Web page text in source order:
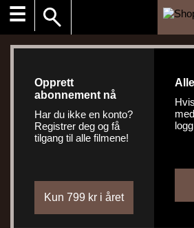
☰
Opprett
abonnement nå
Har du ikke en konto?
Registrer deg og få
tilgang til alle filmene!